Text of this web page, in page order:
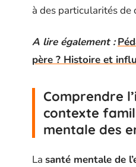
à des particularités de
A lire également :
père ? Histoire et
Comprendre
contexte
mentale des
La santé mentale de